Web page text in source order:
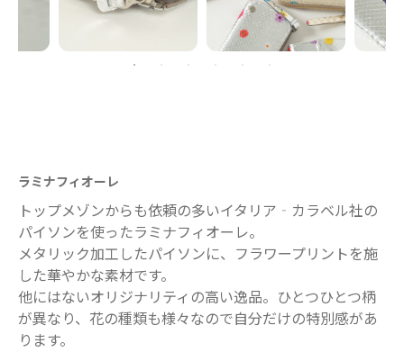
ラミナフィオーレ
トップメゾンからも依頼の多いイタリア‐カラベル社の
パイソンを使ったラミナフィオーレ。
メタリック加工したパイソンに、フラワープリントを施
した華やかな素材です。
他にはないオリジナリティの高い逸品。ひとつひとつ柄
が異なり、花の種類も様々なので自分だけの特別感があ
ります。